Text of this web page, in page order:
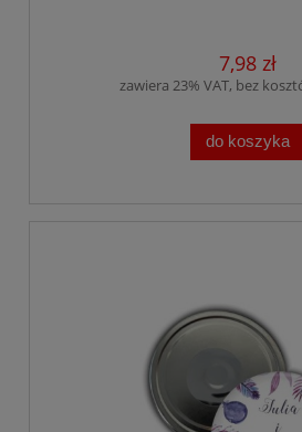
7,98 zł
zawiera 23% VAT, bez
do koszyka